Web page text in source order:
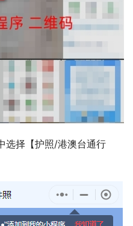
选择【护照/港澳台通行